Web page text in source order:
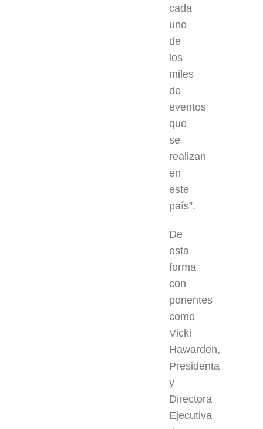
cada
uno
de
los
miles
de
eventos
que
se
realizan
en
este
país”.
De
esta
forma
con
ponentes
como
Vicki
Hawarden,
Presidenta
y
Directora
Ejecutiva